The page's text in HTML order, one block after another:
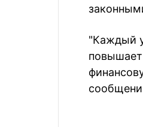
"Каждый
повышает